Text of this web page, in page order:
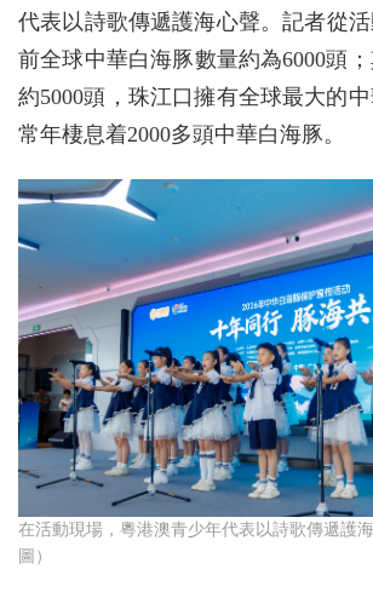
代表以詩歌傳遞護海心聲。記者從
前全球中華白海豚數量約為6000頭
約5000頭，珠江口擁有全球最大的中
常年棲息着2000多頭中華白海豚。
在活動現場，粵港澳青少年代表以詩歌傳遞護
圖）